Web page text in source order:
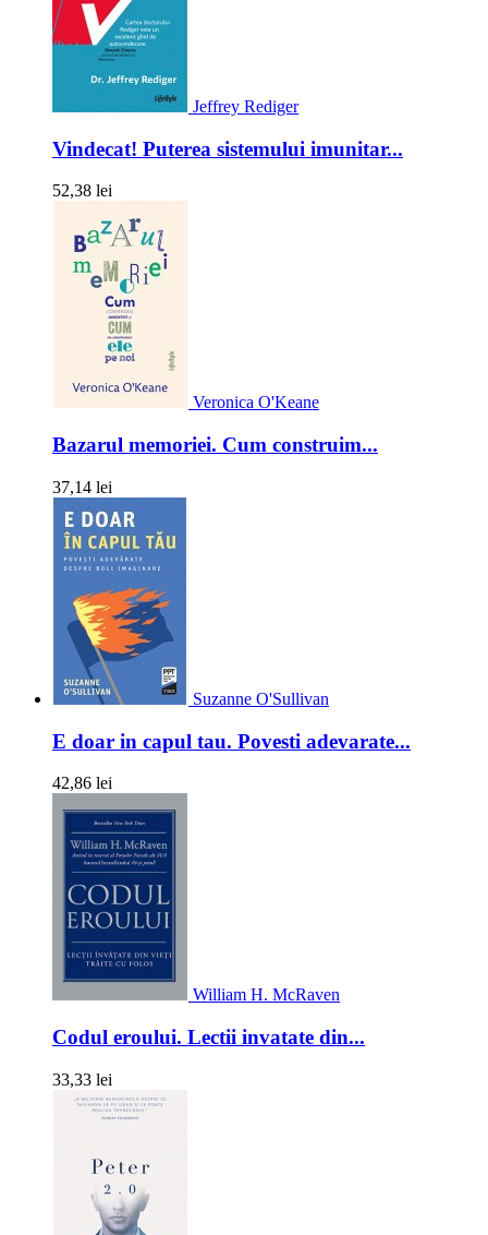
Jeffrey Rediger
Vindecat! Puterea sistemului imunitar...
52,38 lei
Veronica O'Keane
Bazarul memoriei. Cum construim...
37,14 lei
Suzanne O'Sullivan
E doar in capul tau. Povesti adevarate...
42,86 lei
William H. McRaven
Codul eroului. Lectii invatate din...
33,33 lei